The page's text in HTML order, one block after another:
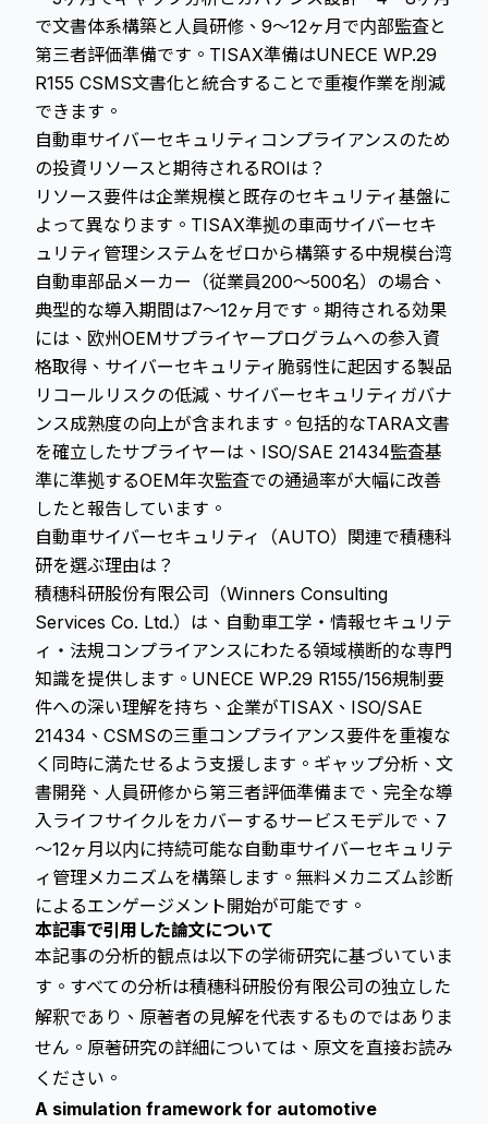
で文書体系構築と人員研修、9〜12ヶ月で内部監査と
第三者評価準備です。TISAX準備はUNECE WP.29
R155 CSMS文書化と統合することで重複作業を削減
できます。
自動車サイバーセキュリティコンプライアンスのため
の投資リソースと期待されるROIは？
リソース要件は企業規模と既存のセキュリティ基盤に
よって異なります。TISAX準拠の車両サイバーセキ
ュリティ管理システムをゼロから構築する中規模台湾
自動車部品メーカー（従業員200〜500名）の場合、
典型的な導入期間は7〜12ヶ月です。期待される効果
には、欧州OEMサプライヤープログラムへの参入資
格取得、サイバーセキュリティ脆弱性に起因する製品
リコールリスクの低減、サイバーセキュリティガバナ
ンス成熟度の向上が含まれます。包括的なTARA文書
を確立したサプライヤーは、ISO/SAE 21434監査基
準に準拠するOEM年次監査での通過率が大幅に改善
したと報告しています。
自動車サイバーセキュリティ（AUTO）関連で積穗科
研を選ぶ理由は？
積穗科研股份有限公司（Winners Consulting
Services Co. Ltd.）は、自動車工学・情報セキュリテ
ィ・法規コンプライアンスにわたる領域横断的な専門
知識を提供します。UNECE WP.29 R155/156規制要
件への深い理解を持ち、企業がTISAX、ISO/SAE
21434、CSMSの三重コンプライアンス要件を重複な
く同時に満たせるよう支援します。ギャップ分析、文
書開発、人員研修から第三者評価準備まで、完全な導
入ライフサイクルをカバーするサービスモデルで、7
〜12ヶ月以内に持続可能な自動車サイバーセキュリテ
ィ管理メカニズムを構築します。無料メカニズム診断
によるエンゲージメント開始が可能です。
本記事で引用した論文について
本記事の分析的観点は以下の学術研究に基づいていま
す。すべての分析は積穗科研股份有限公司の独立した
解釈であり、原著者の見解を代表するものではありま
せん。原著研究の詳細については、原文を直接お読み
ください。
A simulation framework for automotive